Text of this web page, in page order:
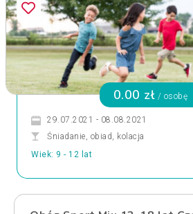
0.00 zł / osobę
29.07.2021 - 08.08.2021
Śniadanie, obiad, kolacja
Wiek: 9 - 12 lat